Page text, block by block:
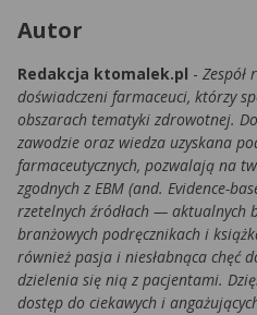
Autor
Redakcja ktomalek.pl - Zespół
doświadczeni farmaceuci, którzy
obszarach tematyki zdrowotnej.
zawodzie oraz wiedza uzyskana
farmaceutycznych, pozwalają na
zgodnych z EBM (and. Evidence-
rzetelnych źródłach — aktualnych
branżowych podręcznikach i
również pasja i niesłabnąca chęć
dzielenia się nią z pacjentami.
dostęp do ciekawych i